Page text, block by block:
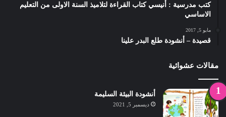
كتب مدرسية : أنيسي كتاب القراءة لتلاميذ السنة الاولى من التعليم
الاساسي
مايو 5, 2017
قصيدة – أنشودة طلع البدر علينا
مقالات عشوائية
أنشودة البيئة السليمة
ديسمبر 5, 2021